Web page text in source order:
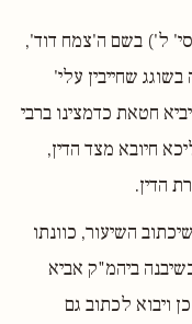
ל') בשם ה'צמח דוד',
שחייבין עלי'
חטאת כדמצינו ברבי
חיובא מצד הדין,
הדין.
השיעור, כוונתו
ביהמ"ק אביא
ויבוא לכתוב גם